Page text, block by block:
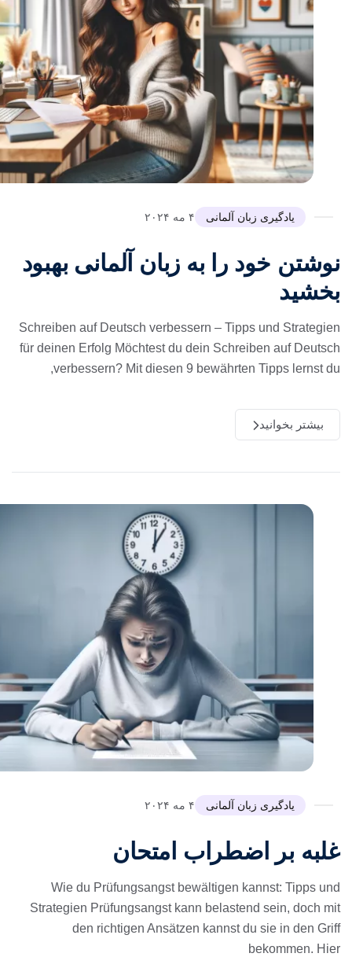
یادگیری زبان آلمانی ۴ مه ۲۰۲۴
خود را به زبان آلمانی بهبود
Schreiben auf Deutsch verbessern – Tipps und
für deinen Erfolg Möchtest du dein Schreiben auf
verbessern? Mit diesen 9 bewährten Tipps lernst
بیشتر بخوانید
یادگیری زبان آلمانی ۴ مه ۲۰۲۴
بر اضطراب امتحان
Wie du Prüfungsangst bewältigen kannst: Tipps
Strategien Prüfungsangst kann belastend sein, doch
den richtigen Ansätzen kannst du sie in den
bekommen.